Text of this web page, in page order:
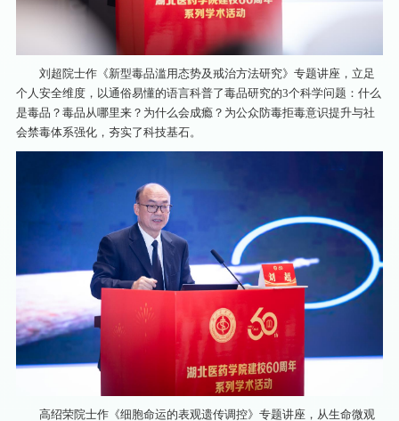
刘超院士作《新型毒品滥用态势及戒治方法研究》专题讲座，立足
个人安全维度，以通俗易懂的语言科普了毒品研究的3个科学问题：什么
是毒品？毒品从哪里来？为什么会成瘾？为公众防毒拒毒意识提升与社
会禁毒体系强化，夯实了科技基石。
高绍荣院士作《细胞命运的表观遗传调控》专题讲座，从生命微观